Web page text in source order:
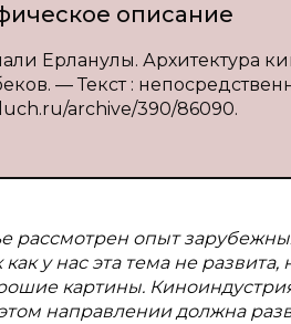
описание
Ерланулы. Архитектура
— Текст :
archive/390/86090.
рассмотрен опыт
как у нас эта тема не
картины.
направлении должна